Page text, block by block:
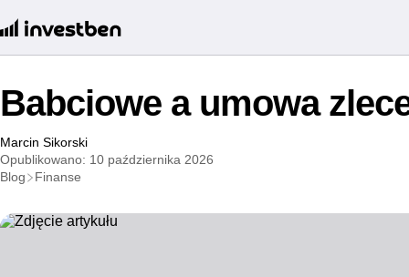
Babciowe a umowa
Marcin Sikorski
Opublikowano: 10 października 2026
Blog
Finanse